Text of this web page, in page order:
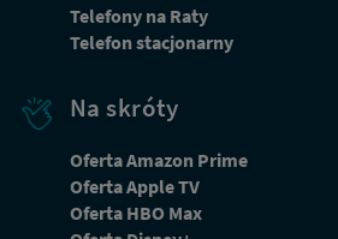
Telefony na Raty
Telefon stacjonarny
Na skróty
Oferta Amazon Prime
Oferta Apple TV
Oferta HBO Max
lokalizacji
Dbamy o Twoją prywatność